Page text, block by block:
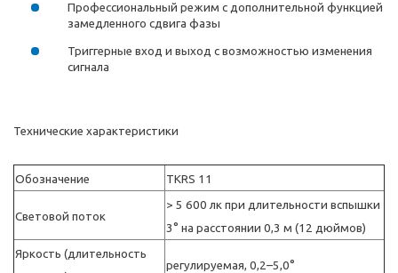
Профессиональный режим с дополнительной функцией
замедленного сдвига фазы
Триггерные вход и выход с возможностью изменения
сигнала
Технические характеристики
Обозначение TKRS 11
Световой поток
> 5 600 лк при длительности вспышки
3° на расстоянии 0,3 м (12 дюймов)
Яркость (длительность
регулируемая, 0,2–5,0°